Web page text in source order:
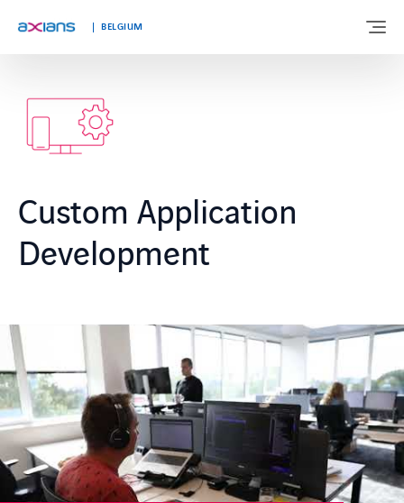
BELGIUM
OVER ONS
MARKTEN
NIEUWS & INSIGHTS
WERKEN BIJ AXIANS
CONTACT
Custom Application
Development